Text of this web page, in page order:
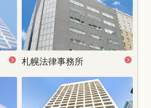
相手が養育費を払わない場合の親子交流（面会交流）
養育費算定表とは？表の見方や相場について解説
養育費の受け取りや支払いに税金はかかる？（贈与税や扶養控除について）
子供の認知で養育費はどうなる？請求手続きや期間、相場を解説
離婚後の親権変更は難しい？手続きや変更するためのポイントを解説
札幌法律事務所